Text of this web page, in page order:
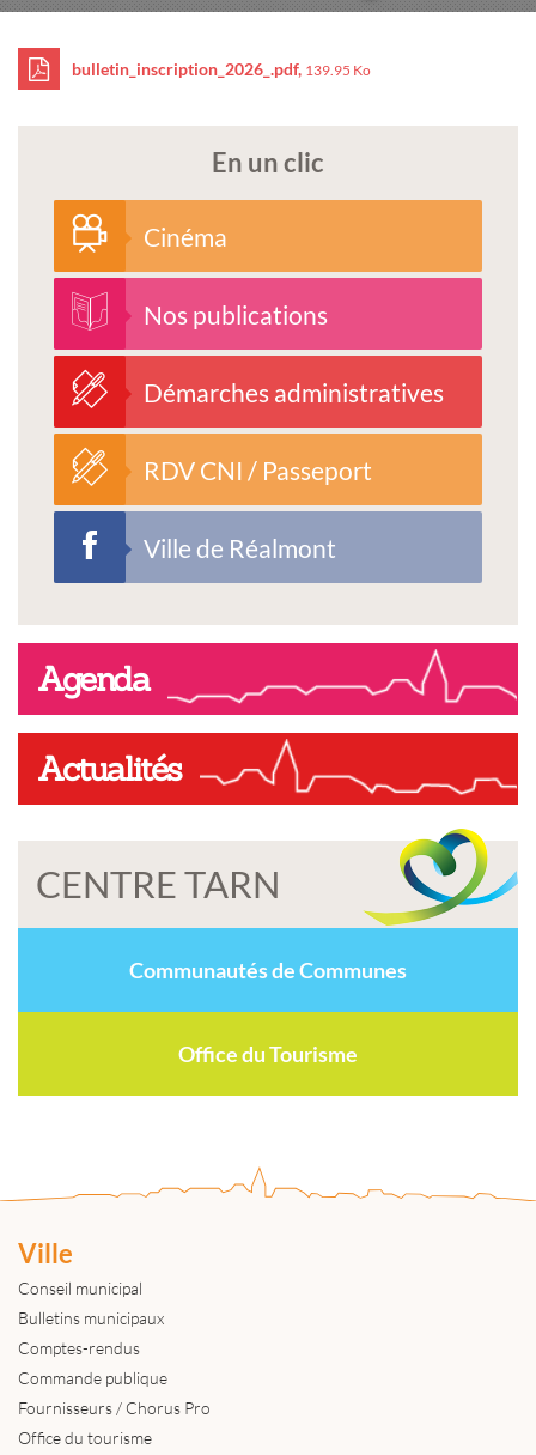
bulletin_inscription_2026_.pdf, 139.95 Ko
En un clic
Cinéma
Nos publications
Démarches administratives
RDV CNI / Passeport
Ville de Réalmont
Agenda
Actualités
CENTRE TARN
Communautés de Communes
Office du Tourisme
Ville
Conseil municipal
Bulletins municipaux
Comptes-rendus
Commande publique
Fournisseurs / Chorus Pro
Office du tourisme